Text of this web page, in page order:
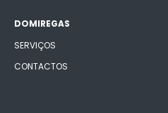
DOMIREGAS
SERVIÇOS
CONTACTOS